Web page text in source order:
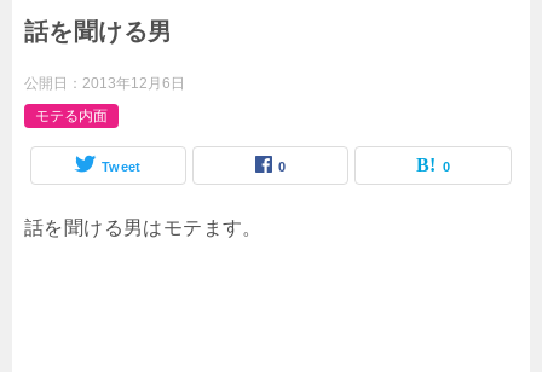
話を聞ける男
公開日： 2013年12月6日
モテる内面
Tweet 0 0
話を聞ける男はモテます。